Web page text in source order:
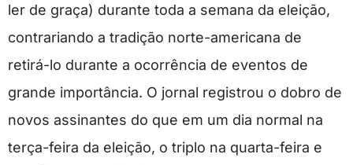
ler de graça) durante toda a semana da eleição,
contrariando a tradição norte-americana de
retirá-lo durante a ocorrência de eventos de
grande importância. O jornal registrou o dobro de
novos assinantes do que em um dia normal na
terça-feira da eleição, o triplo na quarta-feira e